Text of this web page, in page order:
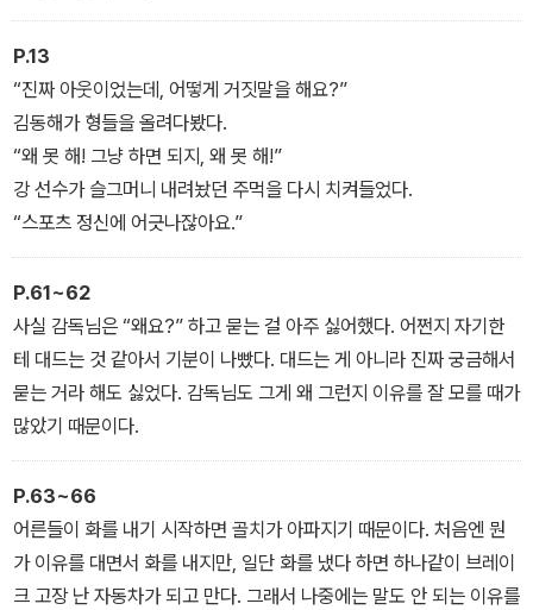
P.13
“진짜 아웃이었는데, 어떻게 거짓말을 해요?”
김동해가 형들을 올려다봤다.
“왜 못 해! 그냥 하면 되지, 왜 못 해!”
강 선수가 슬그머니 내려놨던 주먹을 다시 치켜들었다.
“스포츠 정신에 어긋나잖아요.”
P.61~62
사실 감독님은 “왜요?” 하고 묻는 걸 아주 싫어했다. 어쩐지 자기한
테 대드는 것 같아서 기분이 나빴다. 대드는 게 아니라 진짜 궁금해서
묻는 거라 해도 싫었다. 감독님도 그게 왜 그런지 이유를 잘 모를 때가
많았기 때문이다.
P.63~66
어른들이 화를 내기 시작하면 골치가 아파지기 때문이다. 처음엔 뭔
가 이유를 대면서 화를 내지만, 일단 화를 냈다 하면 하나같이 브레이
크 고장 난 자동차가 되고 만다. 그래서 나중에는 말도 안 되는 이유를